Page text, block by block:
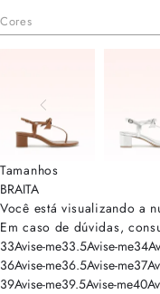
Cores
Tamanhos
BRAITA
Você está visualizando a
Em caso de dúvidas,
33Avise-me33.5Avise-me34
36Avise-me36.5Avise-me37
39Avise-me39.5Avise-me40